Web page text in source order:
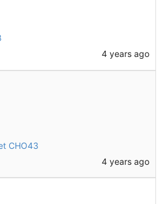
4 years ago
CHO43
4 years ago